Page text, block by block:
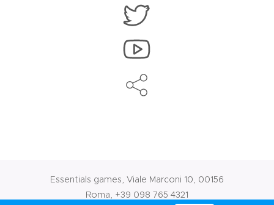
Essentials games, Viale Marconi 10, 00156
Roma, +39 098 765 4321